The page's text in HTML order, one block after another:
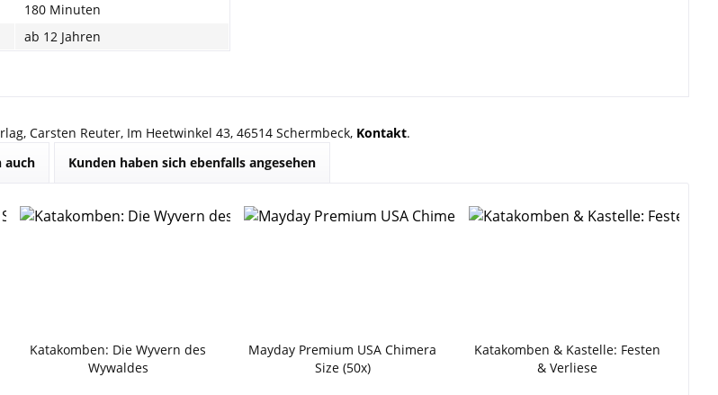
180 Minuten
ab 12 Jahren
Carsten Reuter, Im Heetwinkel 43, 46514 Schermbeck, Kontakt.
auch Kunden haben sich ebenfalls angesehen
Katakomben: Die Wyvern des
Wywaldes
Mayday Premium USA Chimera
Size (50x)
Katakomben & Kastelle: Festen
& Verliese